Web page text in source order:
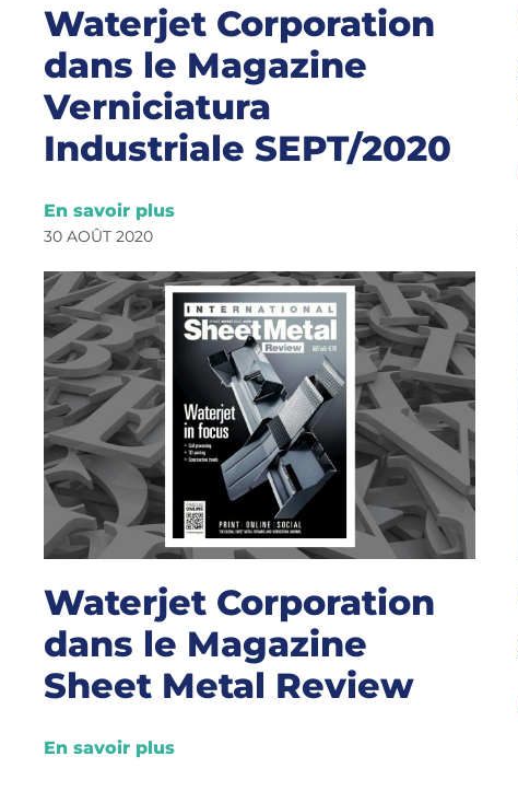
Waterjet Corporation
dans le Magazine
Verniciatura
Industriale SEPT/2020
En savoir plus
30 AOÛT 2020
Waterjet Corporation
dans le Magazine
Sheet Metal Review
En savoir plus